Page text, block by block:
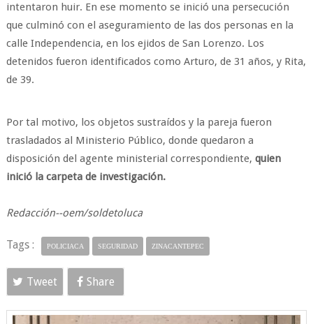
intentaron huir. En ese momento se inició una persecución
que culminó con el aseguramiento de las dos personas en la
calle Independencia, en los ejidos de San Lorenzo. Los
detenidos fueron identificados como Arturo, de 31 años, y Rita,
de 39.
Por tal motivo, los objetos sustraídos y la pareja fueron
trasladados al Ministerio Público, donde quedaron a
disposición del agente ministerial correspondiente, quien
inició la carpeta de investigación.
Redacción--oem/soldetoluca
Tags : POLICIACA SEGURIDAD ZINACANTEPEC
Tweet Share